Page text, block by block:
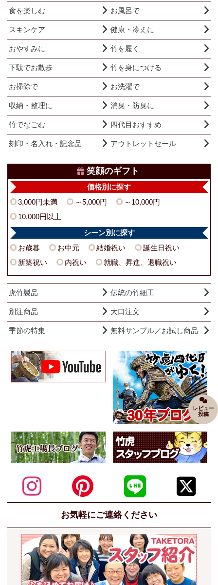
レビュー
投稿
食を楽しむ お風呂で
スキンケア 健康・冷えに
おやすみに 竹を履く
下駄でお散歩 竹を身につける
お掃除で お洗濯で
収納・整理に 消臭・防臭に
竹でなごむ 四代目おすすめ
刻印・名入れ・記念品 アウトレットセール
笑顔のギフト
価格別に探す
3,000円未満 ～5,000円
～10,000円
10,000円以上
シーン別に探す
お歳暮 お中元 結婚祝い
誕生日祝い
新築祝い
内祝い 就職、昇進、退職祝い
虎竹製品 伝統の竹細工
別注商品 大口注文
季節の特集 無料サンプル／お試し商品
お気軽にご連絡ください